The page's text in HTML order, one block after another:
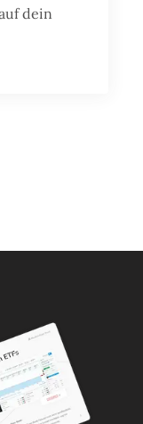
dein